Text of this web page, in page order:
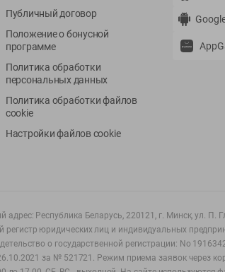
Публичный договор
Положение о бонусной
программе
Политика обработки
персональных данных
Политика обработки файлов
cookie
Настройки файлов cookie
адрес: Республика Беларусь, 220121, г. Минск, ул. П.
юридических лиц и индивидуальных
о государственной регистрации: No
за № 521721. Режим приема заявок через